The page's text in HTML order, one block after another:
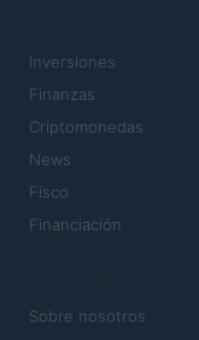
Inversiones
Finanzas
Criptomonedas
News
Fisco
Financiación
Sobre nosotros